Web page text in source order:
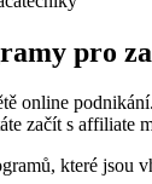
pro
online
začít s affiliate
které jsou